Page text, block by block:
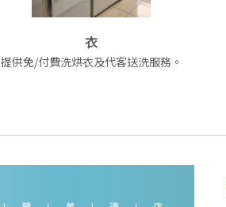
衣
提供免/付費洗烘衣及代客送洗服務。